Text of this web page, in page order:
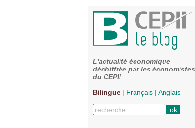
L'actualité économique
déchiffrée par les économistes
du CEPII
Bilingue | Français | Anglais